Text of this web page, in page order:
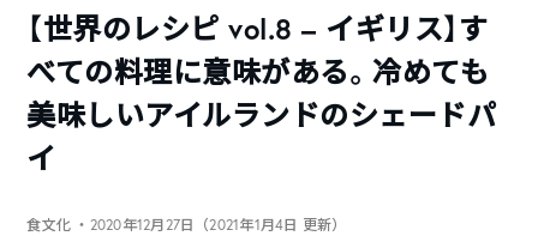
【世界のレシピ vol.8 – イギリス】す
べての料理に意味がある。冷めても
美味しいアイルランドのシェードパ
イ
食文化 ・2020年12月27日（2021年1月4日 更新）